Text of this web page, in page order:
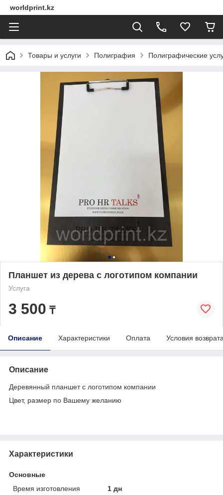
worldprint.kz
Товары и услуги Полиграфия Полиграфические
Планшет из дерева с логотипом компании
Услуга
3 500 ₸
Описание Характеристики Оплата Условия
Описание
Деревянный планшет с логотипом компании
Цвет, размер по Вашему желанию
Характеристики
Основные
Время изготовления
1 дн